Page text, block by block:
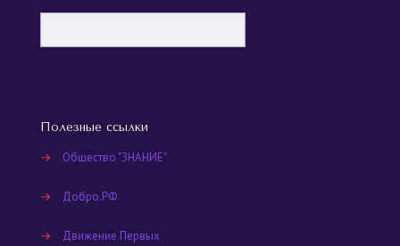
Полезные ссылки
→ Общество "ЗНАНИЕ"
→ Добро.РФ
→ Движение Первых